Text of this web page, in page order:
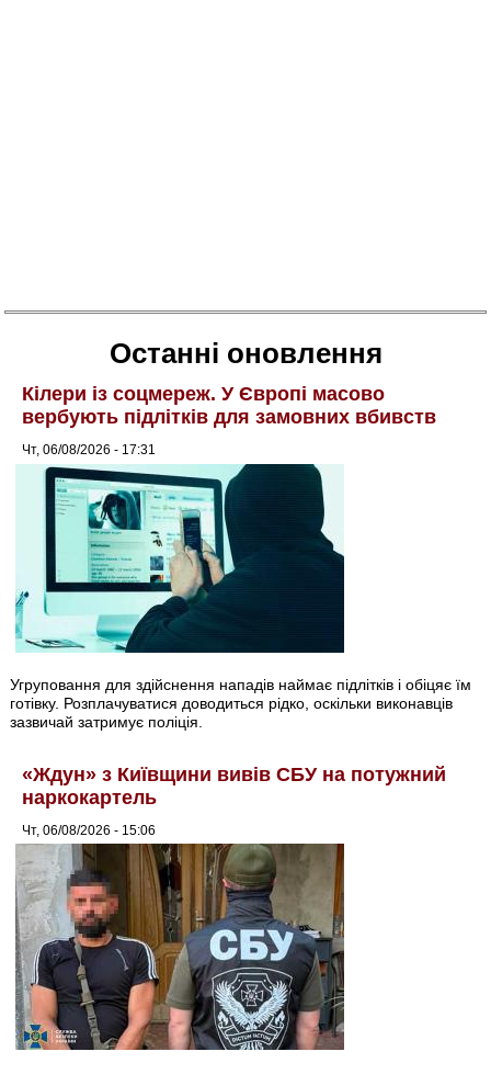
Останні оновлення
Кілери із соцмереж. У Європі масово
вербують підлітків для замовних вбивств
Чт, 06/08/2026 - 17:31
Угруповання для здійснення нападів наймає підлітків і обіцяє їм
готівку. Розплачуватися доводиться рідко, оскільки виконавців
зазвичай затримує поліція.
«Ждун» з Київщини вивів СБУ на потужний
наркокартель
Чт, 06/08/2026 - 15:06